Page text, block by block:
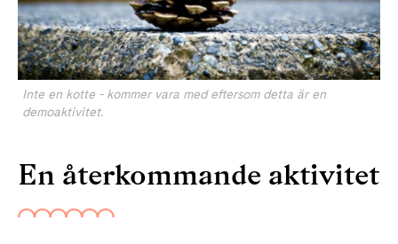
Inte en kotte - kommer vara med eftersom detta är en
demoaktivitet.
En återkommande aktivitet